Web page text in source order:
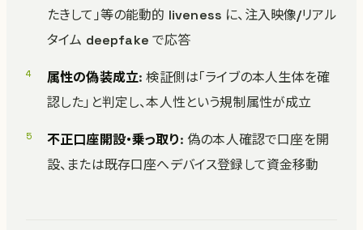
たきして」等の能動的 liveness に、注入映像/リアル
タイム deepfake で応答
属性の偽装成立: 検証側は「ライブの本人生体を確
認した」と判定し、本人性という規制属性が成立
不正口座開設・乗っ取り: 偽の本人確認で口座を開
設、または既存口座へデバイス登録して資金移動